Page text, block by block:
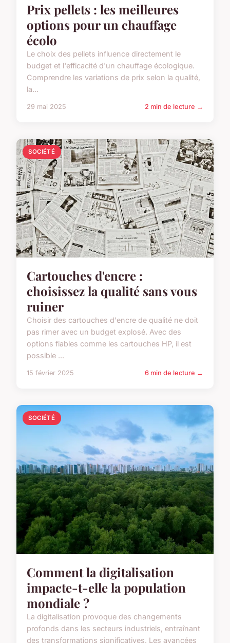
Prix pellets : les meilleures
options pour un chauffage
écolo
Le choix des pellets influence directement le
budget et l'efficacité d'un chauffage écologique.
Comprendre les variations de prix selon la qualité,
la...
29 mai 2025 2 min de lecture →
SOCIÉTÉ
Cartouches d'encre :
choisissez la qualité sans vous
ruiner
Choisir des cartouches d'encre de qualité ne doit
pas rimer avec un budget explosé. Avec des
options fiables comme les cartouches HP, il est
possible ...
15 février 2025 6 min de lecture →
SOCIÉTÉ
Comment la digitalisation
impacte-t-elle la population
mondiale ?
La digitalisation provoque des changements
profonds dans les secteurs industriels, entraînant
des transformations significatives. Les avancées